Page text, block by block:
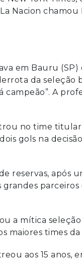
Nacion chamou
em Bauru
da seleção
campeão”. A
no time
gols na
reservas, após
a mítica
maiores times
aos 15 anos,